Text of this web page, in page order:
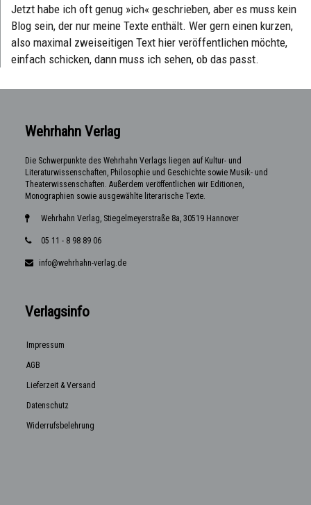
Jetzt habe ich oft genug »ich« geschrieben, aber es muss kein
Blog sein, der nur meine Texte enthält. Wer gern einen kurzen,
also maximal zweiseitigen Text hier veröffentlichen möchte,
einfach schicken, dann muss ich sehen, ob das passt.
Wehrhahn Verlag
Die Schwerpunkte des Wehrhahn Verlags liegen auf Kultur- und
Literaturwissenschaften, Philosophie und Geschichte sowie Musik- und
Theaterwissenschaften. Außerdem veröffentlichen wir Editionen,
Monographien sowie ausgewählte literarische Texte.
Wehrhahn Verlag, Stiegelmeyerstraße 8a, 30519 Hannover
05 11 - 8 98 89 06
info@wehrhahn-verlag.de
Verlagsinfo
Impressum
AGB
Lieferzeit & Versand
Datenschutz
Widerrufsbelehrung